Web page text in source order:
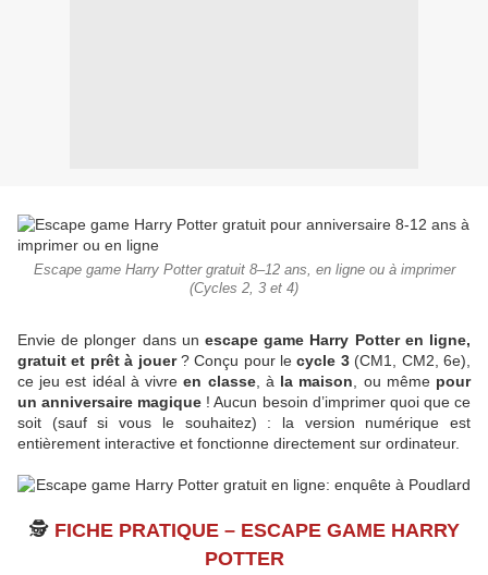
Escape game Harry Potter gratuit 8–12 ans, en ligne ou à imprimer
(Cycles 2, 3 et 4)
Envie de plonger dans un escape game Harry Potter en ligne,
gratuit et prêt à jouer? Conçu pour lecycle 3(CM1, CM2, 6e),
ce jeu est idéal à vivreen classe, à la maison , ou même pour
un anniversaire magique ! Aucun besoin d’imprimer quoi que ce
soit (sauf si vous le souhaitez) : la version numérique est
entièrement interactive et fonctionne directement sur ordinateur.
🕵FICHE PRATIQUE – ESCAPE GAME HARRY
POTTER